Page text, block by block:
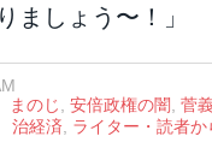
ましょう〜！」
まのじ, 安倍政権の闇, 菅
治経済, ライター・読者か